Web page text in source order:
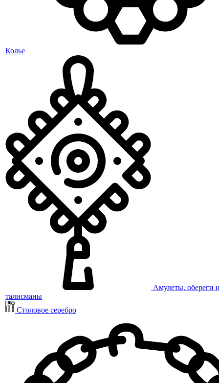
Колье
Амулеты, обереги
талисманы
Столовое серебро